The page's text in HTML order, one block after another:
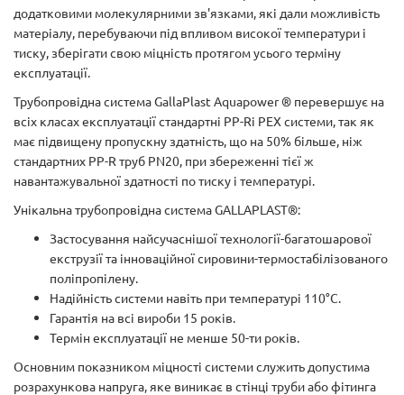
додатковими молекулярними зв'язками, які дали можливість
матеріалу, перебуваючи під впливом високої температури і
тиску, зберігати свою міцність протягом усього терміну
експлуатації.
Трубопровідна система GallaPlast Aquapower ® перевершує на
всіх класах експлуатації стандартні PP-Rі PEX системи, так як
має підвищену пропускну здатність, що на 50% більше, ніж
стандартних PP-R труб PN20, при збереженні тієї ж
навантажувальної здатності по тиску і температурі.
Унікальна трубопровідна система GALLAPLAST®:
Застосування найсучаснішої технології-багатошарової
екструзії та інноваційної сировини-термостабілізованого
поліпропілену.
Надійність системи навіть при температурі 110°С.
Гарантія на всі вироби 15 років.
Термін експлуатації не менше 50-ти років.
Основним показником міцності системи служить допустима
розрахункова напруга, яке виникає в стінці труби або фітинга